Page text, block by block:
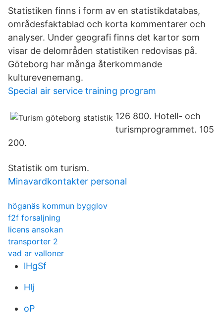
Statistiken finns i form av en statistikdatabas,
områdesfaktablad och korta kommentarer och
analyser. Under geografi finns det kartor som
visar de delområden statistiken redovisas på.
Göteborg har många återkommande
kulturevenemang.
Special air service training program
126 800. Hotell- och
turismprogrammet. 105
200.
Statistik om turism.
Minavardkontakter personal
höganäs kommun bygglov
f2f forsaljning
licens ansokan
transporter 2
vad ar valloner
lHgSf
Hlj
oP